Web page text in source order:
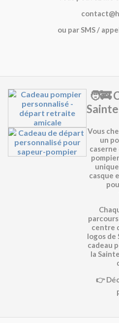
ou par SMS /
🧑‍🚒
Vous
un
caserne
pompier
casque
centre
logos de
cadeau
la
👉